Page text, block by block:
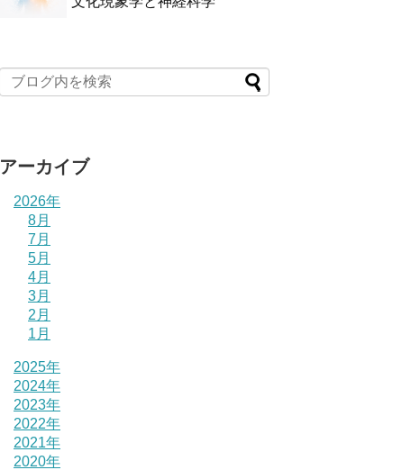
アーカイブ
2026年
8月
7月
5月
4月
3月
2月
1月
2025年
2024年
2023年
2022年
2021年
2020年